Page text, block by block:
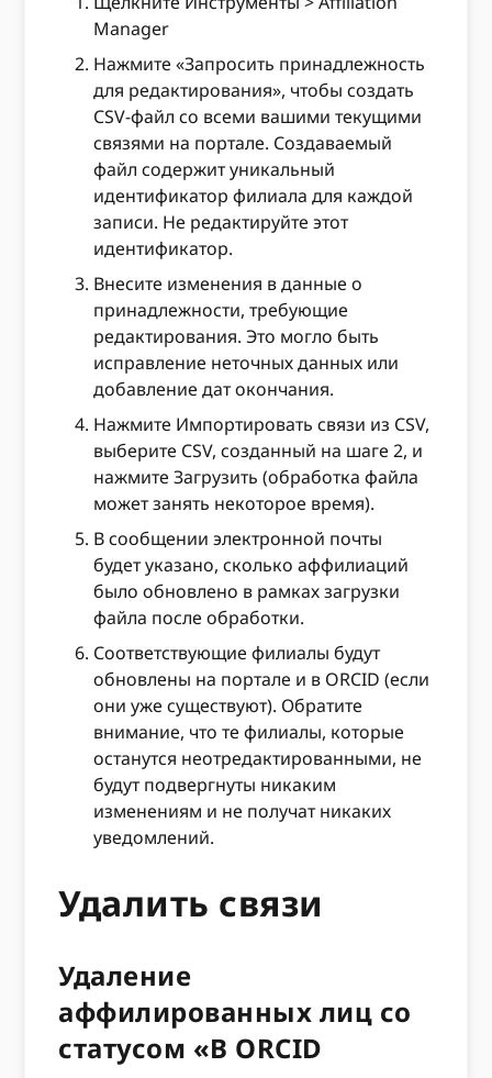
Manager
Нажмите «Запросить принадлежность
для редактирования», чтобы создать
CSV-файл со всеми вашими текущими
связями на портале. Создаваемый
файл содержит уникальный
идентификатор филиала для каждой
записи. Не редактируйте этот
идентификатор.
Внесите изменения в данные о
принадлежности, требующие
редактирования. Это могло быть
исправление неточных данных или
добавление дат окончания.
Нажмите Импортировать связи из CSV,
выберите CSV, созданный на шаге 2, и
нажмите Загрузить (обработка файла
может занять некоторое время).
В сообщении электронной почты
будет указано, сколько аффилиаций
было обновлено в рамках загрузки
файла после обработки.
Соответствующие филиалы будут
обновлены на портале и в ORCID (если
они уже существуют). Обратите
внимание, что те филиалы, которые
останутся неотредактированными, не
будут подвергнуты никаким
изменениям и не получат никаких
уведомлений.
Удалить связи
Удаление
аффилированных лиц со
статусом «В ORCID